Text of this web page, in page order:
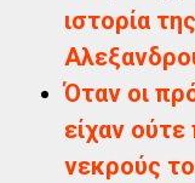
ιστορία
Όταν οι
είχαν
νεκρούς